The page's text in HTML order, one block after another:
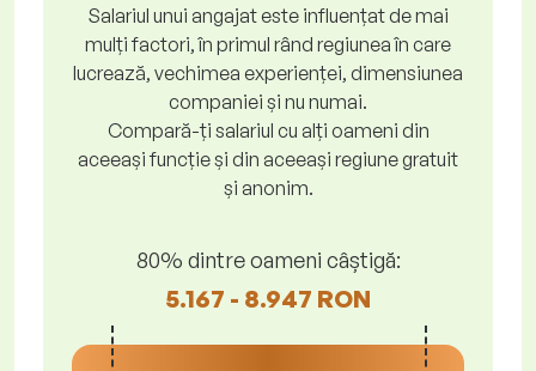
Salariul unui angajat este influențat de mai
mulți factori, în primul rând regiunea în care
lucrează, vechimea experienței, dimensiunea
companiei și nu numai.
Compară-ți salariul cu alți oameni din
aceeași funcție și din aceeași regiune gratuit
și anonim.
80% dintre oameni câștigă:
5.167 - 8.947 RON